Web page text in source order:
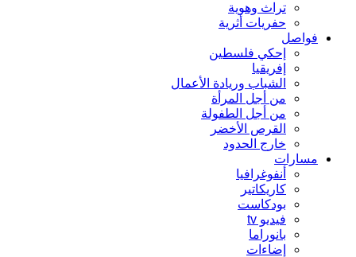
تراث وهوية
حفريات أثرية
فواصل
إحكي فلسطين
إفريقيا
الشباب وريادة الأعمال
من أجل المرأة
من أجل الطفولة
القرص الأخضر
خارج الحدود
مسارات
أنفوغرافيا
كاريكاتير
بودكاست
فيديو tv
بانوراما
إضاءات